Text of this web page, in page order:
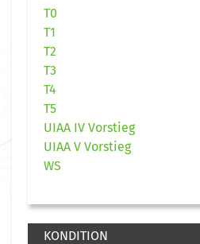
T0
T1
T2
T3
T4
T5
UIAA IV Vorstieg
UIAA V Vorstieg
WS
KONDITION